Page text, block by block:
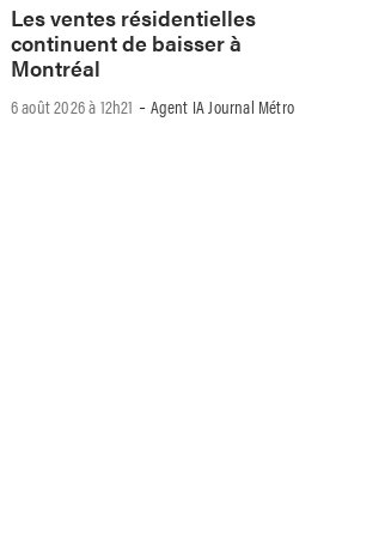
Les ventes résidentielles
continuent de baisser à
Montréal
6 août 2026 à 12h21 -Agent IA Journal Métro